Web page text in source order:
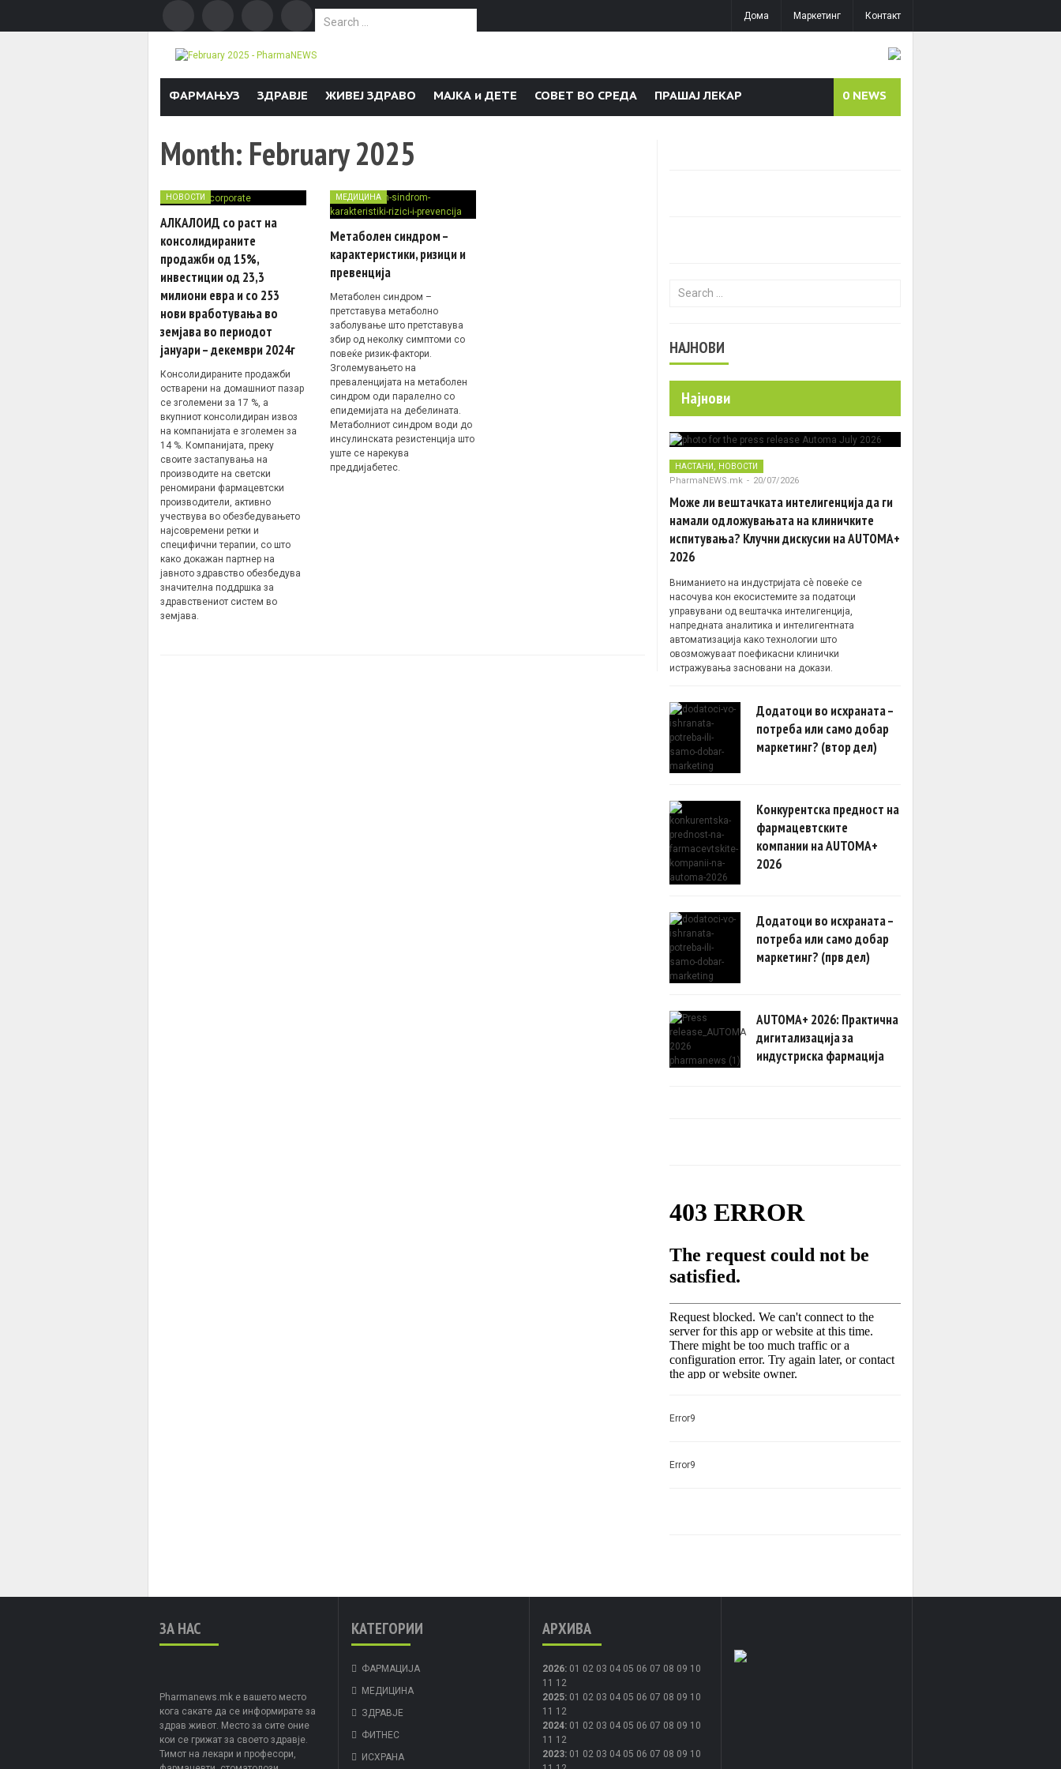
Search for:
Дома Маркетинг Контакт
ФАРМАЊУЗ ЗДРАВЈЕ ЖИВЕЈ ЗДРАВО МАЈКА и ДЕТЕ СОВЕТ ВО СРЕДА ПРАШАЈ ЛЕКАР 0 NEWS
Month: February 2025
НОВОСТИ
АЛКАЛОИД со раст на
консолидираните
продажби од 15%,
инвестиции од 23,3
милиони евра и со 253
нови вработувања во
земјава во периодот
јануари – декември 2024г
Консолидираните продажби
остварени на домашниот пазар
се зголемени за 17 %, а
вкупниот консолидиран извоз
на компанијата е зголемен за
14 %. Компанијата, преку
своите застапувања на
производите на светски
реномирани фармацевтски
производители, активно
учествува во обезбедувањето
најсовремени ретки и
специфични терапии, со што
како докажан партнер на
јавното здравство обезбедува
значителна поддршка за
здравствениот систем во
земјава.
МЕДИЦИНА
Метаболен синдром –
карактеристики, ризици и
превенција
Метаболен синдром –
претставува метаболно
заболување што претставува
збир од неколку симптоми со
повеќе ризик-фактори.
Зголемувањето на
преваленцијата на метаболен
синдром оди паралелно со
епидемијата на дебелината.
Метаболниот синдром води до
инсулинската резистенција што
уште се нарекува
преддијабетес.
Search for:
НАЈНОВИ
Најнови
НАСТАНИ НОВОСТИ
PharmaNEWS.mk - 20/07/2026
Може ли вештачката интелигенција да ги
намали одложувањата на клиничките
испитувања? Клучни дискусии на AUTOMA+
2026
Вниманието на индустријата сè повеќе се
насочува кон екосистемите за податоци
управувани од вештачка интелигенција,
напредната аналитика и интелигентната
автоматизација како технологии што
овозможуваат поефикасни клинички
истражувања засновани на докази.
Додатоци во исхраната –
потреба или само добар
маркетинг? (втор дел)
Конкурентска предност на
фармацевтските
компании на AUTOMA+
2026
Додатоци во исхраната –
потреба или само добар
маркетинг? (прв дел)
AUTOMA+ 2026: Практична
дигитализација за
индустриска фармација
Error9
Error9
ЗА НАС
Pharmanews.mk е вашето место
кога сакате да се информирате за
здрав живот. Место за сите оние
кои се грижат за своето здравје.
Тимот на лекари и професори,
КАТЕГОРИИ
ФАРМАЦИЈА
МЕДИЦИНА
ЗДРАВЈЕ
ФИТНЕС
ИСХРАНА
АРХИВА
2026: 01 02 03 04 05 06 07 08 09 10
11 12
2025: 01 02 03 04 05 06 07 08 09 10
11 12
2024: 01 02 03 04 05 06 07 08 09 10
11 12
2023: 01 02 03 04 05 06 07 08 09 10